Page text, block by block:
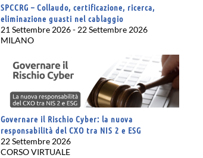
SPCCRG – Collaudo, certificazione, ricerca,
eliminazione guasti nel cablaggio
21 Settembre 2026 - 22 Settembre 2026
MILANO
Governare il Rischio Cyber: la nuova
responsabilità del CXO tra NIS 2 e ESG
22 Settembre 2026
CORSO VIRTUALE